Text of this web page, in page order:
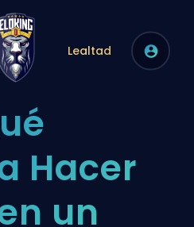
Lealtad
Hacer
un